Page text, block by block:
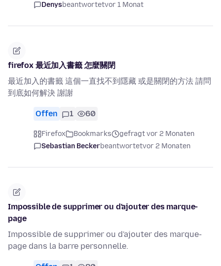
Denysbeantwortetvor 1 Monat
firefox 最近加入書籤 怎麼關閉
最近加入的書籤 這個一直找不到隱藏 或是關閉的方法 請問
到底如何解決 謝謝
Offen 1 60
Firefox Bookmarks
gefragt vor 2 Monaten
Sebastian Beckerbeantwortetvor 2 Monaten
Impossible de supprimer ou d'ajouter des marque-
page
Impossible de supprimer ou d'ajouter des marque-
page dans la barre personnelle.